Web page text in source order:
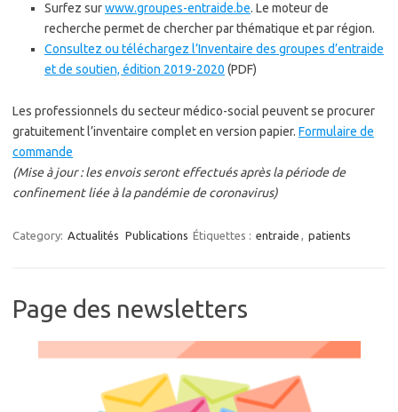
Surfez surwww.groupes-entraide.be. Le moteur de
recherche permet de chercher par thématique et par région.
Consultez ou téléchargez l’Inventaire des groupes d’entraide
et de soutien, édition 2019-2020 (PDF)
Les professionnels du secteur médico-social peuvent se procurer
gratuitement l’inventaire complet en version papier. Formulaire de
commande
(Mise à jour : les envois seront effectués après la période de
confinement liée à la pandémie de coronavirus)
Category: Actualités Publications Étiquettes : entraide , patients
Page des newsletters